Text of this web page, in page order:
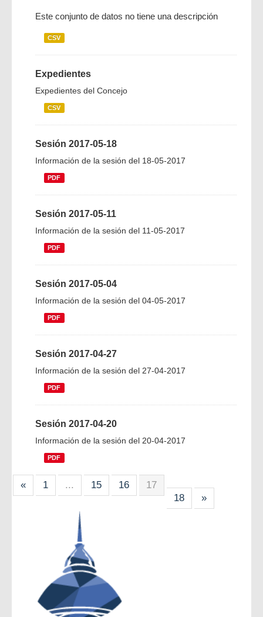
Este conjunto de datos no tiene una descripción
CSV
Expedientes
Expedientes del Concejo
CSV
Sesión 2017-05-18
Información de la sesión del 18-05-2017
PDF
Sesión 2017-05-11
Información de la sesión del 11-05-2017
PDF
Sesión 2017-05-04
Información de la sesión del 04-05-2017
PDF
Sesión 2017-04-27
Información de la sesión del 27-04-2017
PDF
Sesión 2017-04-20
Información de la sesión del 20-04-2017
PDF
« 1 ... 15 16
17
18
»